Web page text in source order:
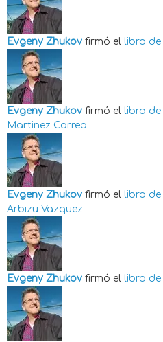
Evgeny Zhukov firmó el libro de
Evgeny Zhukov firmó el libro de
Martinez Correa
Evgeny Zhukov firmó el libro de
Arbizu Vazquez
Evgeny Zhukov firmó el libro de